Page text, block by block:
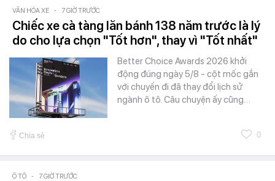
VĂN HÓA XE - 7 GIỜ TRƯỚC
Chiếc xe cà tàng lăn bánh 138 năm trước là lý
do cho lựa chọn "Tốt hơn", thay vì "Tốt nhất"
Better Choice Awards 2026 khởi
động đúng ngày 5/8 - cột mốc gắn
với chuyến đi đã thay đổi lịch sử
ngành ô tô. Câu chuyện ấy cũng…
Chia sẻ 0
Ô TÔ - 7 GIỜ TRƯỚC